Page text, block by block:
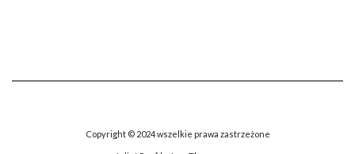
Copyright © 2024 wszelkie prawa zastrzeżone